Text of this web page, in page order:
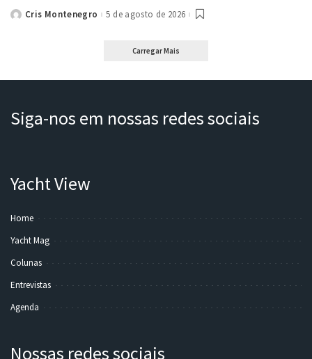
PostedCris Montenegro 5 de agosto de 2026
Carregar Mais
Siga-nos em nossas redes sociais
Yacht View
Home
Yacht Mag
Colunas
Entrevistas
Agenda
Nossas redes sociais